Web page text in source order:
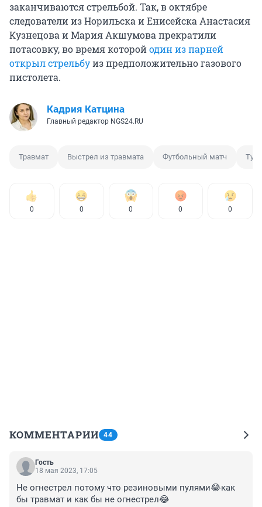
заканчиваются стрельбой. Так, в октябре
следователи из Норильска и Енисейска Анастасия
Кузнецова и Мария Акшумова прекратили
потасовку, во время которойодин из парней
открыл стрельбуиз предположительно газового
пистолета.
Кадрия Катцина
Главный редактор NGS24.RU
Травмат Выстрел из травмата Футбольный матч
0 0 0 0 0
КОММЕНТАРИИ 44
Гость
18 мая 2023, 17:05
Не огнестрел потому что резиновыми пулями😂как
бы травмат и как бы не огнестрел😂